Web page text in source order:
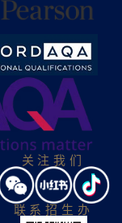
关注我们
联系招生办